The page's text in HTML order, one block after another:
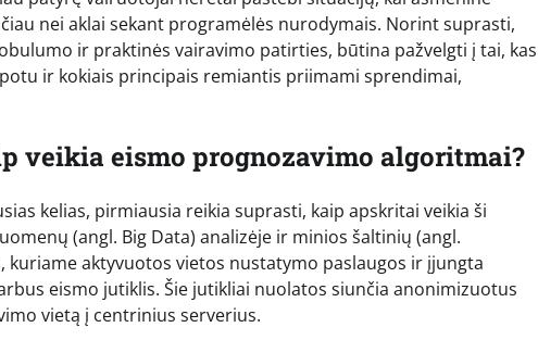
nei aklai sekant programėlės nurodymais. Norint suprasti,
ir praktinės vairavimo patirties, būtina pažvelgti į tai, kas
ir kokiais principais remiantis priimami sprendimai,
veikia eismo prognozavimo algoritmai?
kelias, pirmiausia reikia suprasti, kaip apskritai veikia ši
(angl. Big Data) analizėje ir minios šaltinių (angl.
aktyvuotos vietos nustatymo paslaugos ir įjungta
eismo jutiklis. Šie jutikliai nuolatos siunčia anonimizuotus
vietą į centrinius serverius.